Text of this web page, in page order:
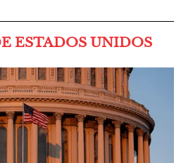
ESTADOS UNIDOS